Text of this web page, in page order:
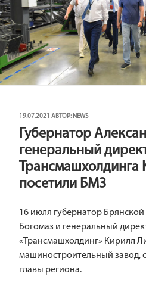
ОПУБЛИКОВАНО
19.07.2021 АВТОР: NEWS
Губернатор
генеральный
Трансмашхолдинга
посетили БМЗ
16 июля губернатор
Богомаз и генеральный
«Трансмашхолдинг» Кирилл
машиностроительный завод,
главы региона.